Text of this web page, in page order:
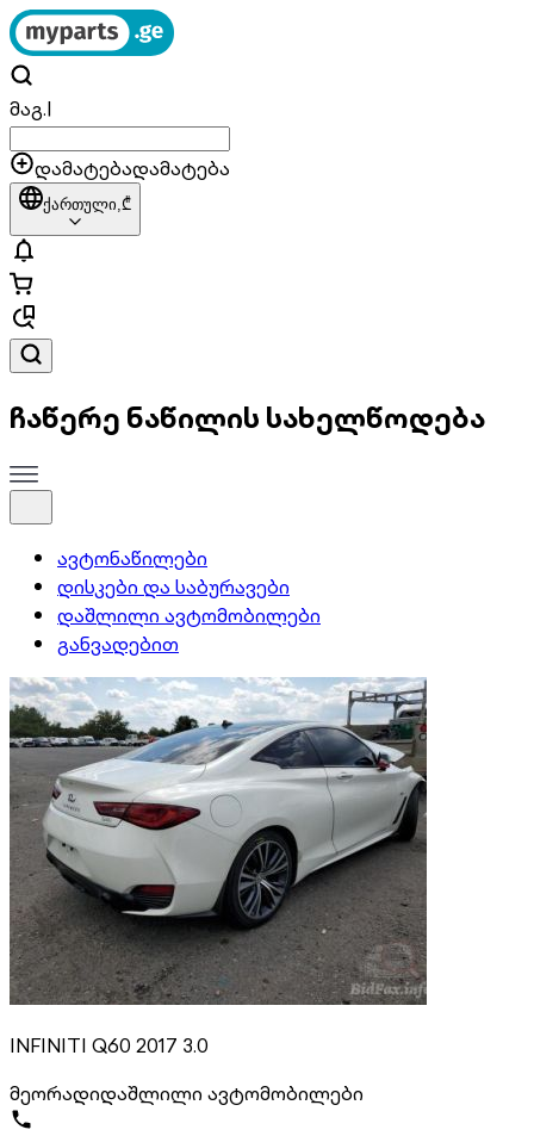
მაგ.|
დამატებადამატება
ქართული,₾
ჩაწერე ნაწილის სახელწოდება
ავტონაწილები
დისკები და საბურავები
დაშლილი ავტომობილები
განვადებით
INFINITI Q60 2017 3.0
მეორადიდაშლილი ავტომობილები